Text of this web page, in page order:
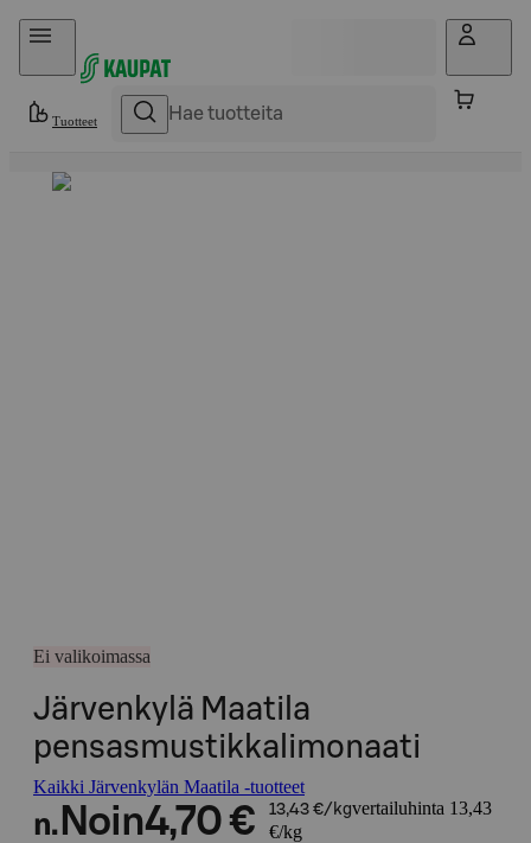
Hyppää sisältöön
Tuotteet
Ei valikoimassa
Järvenkylä Maatila
pensasmustikkalimonaati
Kaikki Järvenkylän Maatila -tuotteet
n. Noin4,70 € 13,43 €/kgvertailuhinta 13,43
€/kg